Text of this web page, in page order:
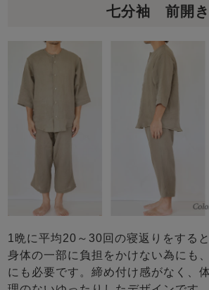
七分袖 前開き
1晩に平均20～30回の寝返りをする
身体の一部に負担をかけない為にも
にも必要です。締め付け感がなく、